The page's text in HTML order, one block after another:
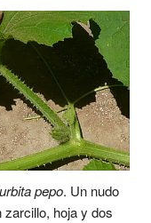
pepo. Un nudo
zarcillo, hoja y dos